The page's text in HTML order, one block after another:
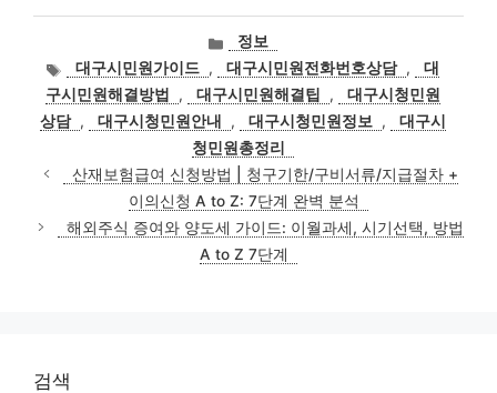
카
테
고
리
정보
태
그
대구시민원가이드 , 대구시민원전화번호상담 ,
대
구시민원해결방법
, 대구시민원해결팁 ,
대구시청민원
상담 , 대구시청민원안내 , 대구시청민원정보 ,
대구시
청민원총정리
산재보험급여 신청방법 | 청구기한/구비서류/지급절차 +
이의신청 A to Z: 7단계 완벽 분석
해외주식 증여와 양도세 가이드: 이월과세, 시기선택, 방법
A to Z 7단계
검색